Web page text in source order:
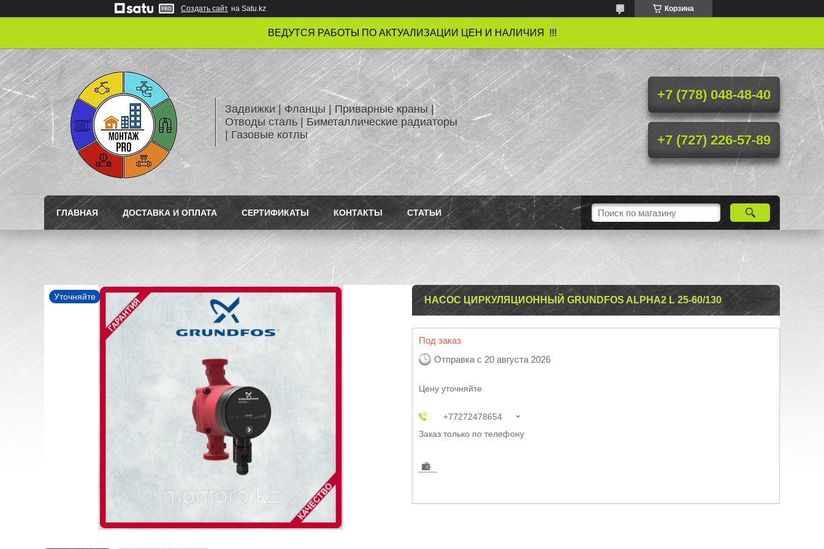
Создать сайт на Satu.kz Корзина
ВЕДУТСЯ РАБОТЫ ПО АКТУАЛИЗАЦИИ ЦЕН И НАЛИЧИЯ !!!
Задвижки | Фланцы | Приварные краны |
Отводы сталь | Биметаллические радиаторы
| Газовые котлы
+7 (778) 048-48-40
+7 (727) 226-57-89
ГЛАВНАЯ ДОСТАВКА И ОПЛАТА СЕРТИФИКАТЫ КОНТАКТЫ СТАТЬИ
Уточняйте НАСОС ЦИРКУЛЯЦИОННЫЙ GRUNDFOS ALPHA2 L 25-60/130
Под заказ
Отправка с 20 августа 2026
Цену уточняйте
+77272478654
Заказ только по телефону